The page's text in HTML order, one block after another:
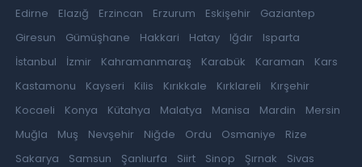
Edirne
Elazığ Erzincan Erzurum Eskişehir
Gaziantep
Giresun
Gümüşhane Hakkari Hatay Iğdır
Isparta
İstanbul
İzmir Kahramanmaraş Karabük Karaman
Kars
Kastamonu
Kayseri Kilis Kırıkkale Kırklareli
Kırşehir
Kocaeli
Konya Kütahya Malatya Manisa Mardin
Mersin
Muğla
Muş Nevşehir Niğde Ordu Osmaniye
Rize
Sakarya
Samsun Şanlıurfa Siirt Sinop Şırnak
Sivas